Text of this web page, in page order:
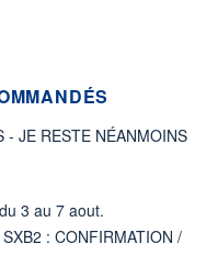
- JE RESTE NÉANMOINS
3 au 7 aout.
: CONFIRMATION /